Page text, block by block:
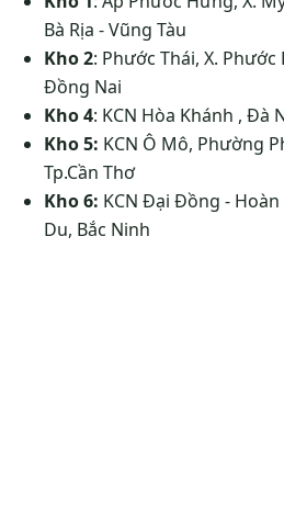
Bà Rịa - Vũng Tàu
Kho 2: Phước Thái, X.
Đồng Nai
Kho 4: KCN Hòa Khánh , Đà
Kho 5: KCN Ô Mô, Phường
Tp.Cần Thơ
Kho 6: KCN Đại Đồng - Hoàn
Du, Bắc Ninh